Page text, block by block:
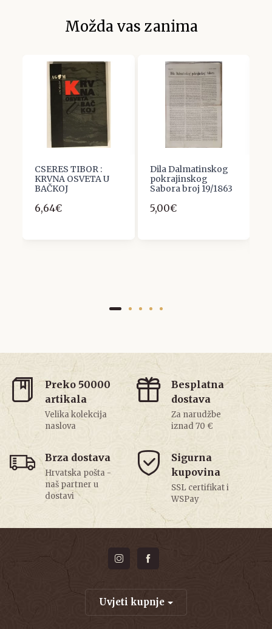
Možda vas zanima
CSERES TIBOR :
KRVNA OSVETA U
BAČKOJ
6,64€
Dila Dalmatinskog
pokrajinskog
Sabora broj 19/1863
5,00€
Preko 50000
artikala
Velika kolekcija
naslova
Besplatna
dostava
Za narudžbe
iznad 70 €
Brza dostava
Hrvatska pošta -
naš partner u
dostavi
Sigurna
kupovina
SSL certifikat i
WSPay
Uvjeti kupnje